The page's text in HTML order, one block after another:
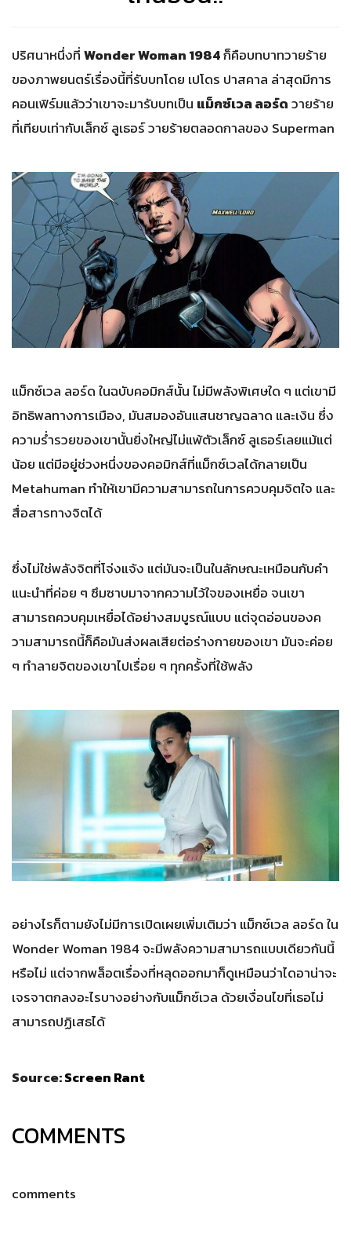
ปริศนาหนึ่งที่Wonder Woman 1984ก็คือบทบาทวายร้าย
ของภาพยนตร์เรื่องนี้ที่รับบทโดย เปโดร ปาสคาล ล่าสุดมีการ
คอนเฟิร์มแล้วว่าเขาจะมารับบทเป็น แม็กซ์เวล ลอร์ดวายร้าย
ที่เทียบเท่ากับเล็กซ์ ลูเธอร์ วายร้ายตลอดกาลของ Superman
แม็กซ์เวล ลอร์ด ในฉบับคอมิกส์นั้น ไม่มีพลังพิเศษใด ๆ แต่เขามี
อิทธิพลทางการเมือง, มันสมองอันแสนชาญฉลาด และเงิน ซึ่ง
ความร่ำรวยของเขานั้นยิ่งใหญ่ไม่แพ้ตัวเล็กซ์ ลูเธอร์เลยแม้แต่
น้อย แต่มีอยู่ช่วงหนึ่งของคอมิกส์ที่แม็กซ์เวลได้กลายเป็น
Metahuman ทำให้เขามีความสามารถในการควบคุมจิตใจ และ
สื่อสารทางจิตได้
ซึ่งไม่ใช่พลังจิตที่โจ่งแจ้ง แต่มันจะเป็นในลักษณะเหมือนกับคำ
แนะนำที่ค่อย ๆ ซึมซาบมาจากความไว้ใจของเหยื่อ จนเขา
สามารถควบคุมเหยื่อได้อย่างสมบูรณ์แบบ แต่จุดอ่อนของค
วามสามารถนี้ก็คือมันส่งผลเสียต่อร่างกายของเขา มันจะค่อย
ๆ ทำลายจิตของเขาไปเรื่อย ๆ ทุกครั้งที่ใช้พลัง
อย่างไรก็ตามยังไม่มีการเปิดเผยเพิ่มเติมว่า แม็กซ์เวล ลอร์ด ใน
Wonder Woman 1984 จะมีพลังความสามารถแบบเดียวกันนี้
หรือไม่ แต่จากพล็อตเรื่องที่หลุดออกมาก็ดูเหมือนว่าไดอาน่าจะ
เจรจาตกลงอะไรบางอย่างกับแม็กซ์เวล ด้วยเงื่อนไขที่เธอไม่
สามารถปฏิเสธได้
Source:Screen Rant
COMMENTS
comments